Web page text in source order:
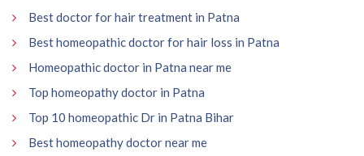
Best doctor for hair treatment in Patna
Best homeopathic doctor for hair loss in Patna
Homeopathic doctor in Patna near me
Top homeopathy doctor in Patna
Top 10 homeopathic Dr in Patna Bihar
Best homeopathy doctor near me